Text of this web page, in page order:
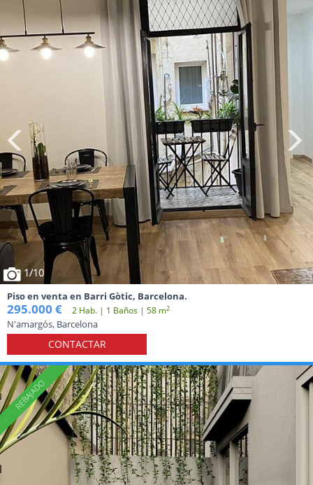
1/10
Piso en venta en Barri Gòtic, Barcelona.
295.000 € 2 Hab. | 1 Baños | 58 m2
N'amargós, Barcelona
CONTACTAR